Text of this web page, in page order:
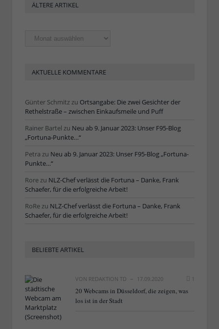
ÄLTERE ARTIKEL
Ältere
Artikel
AKTUELLE KOMMENTARE
Günter Schmitzzu Ortsangabe: Die zwei Gesichter der
Rethelstraße – zwischen Einkaufsmeile und Puff
Rainer Bartel zu Neu ab 9. Januar 2023: Unser F95-Blog
„Fortuna-Punkte…“
Petra zu Neu ab 9. Januar 2023: Unser F95-Blog „Fortuna-
Punkte…“
Rorezu NLZ-Chef verlässt die Fortuna – Danke, Frank
Schaefer, für die erfolgreiche Arbeit!
RoRezu NLZ-Chef verlässt die Fortuna – Danke, Frank
Schaefer, für die erfolgreiche Arbeit!
BELIEBTE ARTIKEL
VON REDAKTION TD 17.09.2020 1
20 Webcams in Düsseldorf, die zeigen, was
los ist in der Stadt